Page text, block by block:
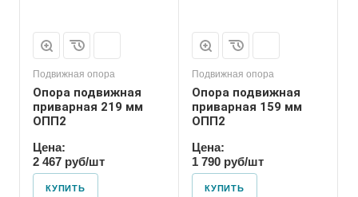
Подвижная опора
Опора подвижная
приварная 219 мм
ОПП2
Цена:
2 467 руб/шт
КУПИТЬ
Подвижная опора
Опора подвижная
приварная 159 мм
ОПП2
Цена:
1 790 руб/шт
КУПИТЬ